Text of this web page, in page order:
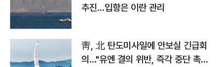
추진…입항은 이란 관리
靑, 北 탄도미사일에 안보실 긴급회
의…"유엔 결의 위반, 즉각 중단 촉